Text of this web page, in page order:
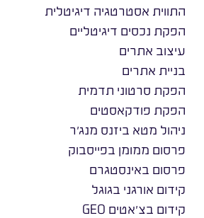
התווית אסטרטגיה דיגיטלית
הפקת נכסים דיגיטליים
עיצוב אתרים
בניית אתרים
הפקת סרטוני תדמית
הפקת פודקאסטים
ניהול מטא ביזנס מנג׳ר
פרסום ממומן בפייסבוק
פרסום באינסטגרם
קידום אורגני בגוגל
קידום בצ׳אטים GEO